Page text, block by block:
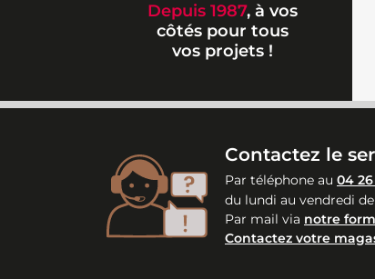
Depuis 1987, à vos
côtés pour tous
vos projets !
Contactez le
Par téléphone au 04
du lundi au vendredi de
Par mail via notre
Contactez votre